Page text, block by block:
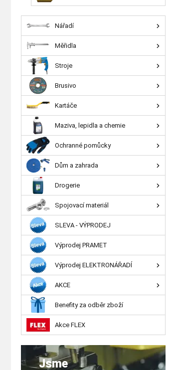
Nářadí
Měřidla
Stroje
Brusivo
Kartáče
Maziva, lepidla a chemie
Ochranné pomůcky
Dům a zahrada
Drogerie
Spojovací materiál
SLEVA - VÝPRODEJ
Výprodej PRAMET
Výprodej ELEKTRONÁŘADÍ
AKCE
Benefity za odběr zboží
Akce FLEX
Jsme